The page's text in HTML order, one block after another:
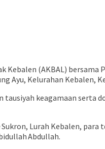
(AKBAL)
Ayu, Kelurahan
keagamaan serta
Lurah Kebalen,
Abdullah.